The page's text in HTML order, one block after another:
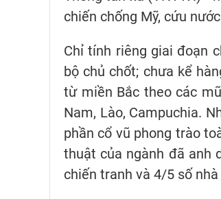
chiến chống Mỹ, cứu
Chỉ tính riêng giai đoạn
bộ chủ chốt; chưa kể
từ miền Bắc theo các
Nam, Lào, Campuchia.
phần cổ vũ phong trào
thuật của ngành đã anh
chiến tranh và 4/5 số